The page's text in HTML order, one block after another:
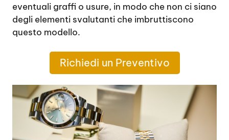
eventuali graffi o usure, in modo che non ci siano
degli elementi svalutanti che imbruttiscono
questo modello.
Richiedi un Preventivo